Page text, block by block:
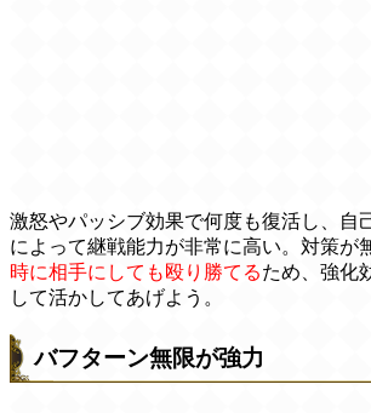
激怒やパッシブ効果で何度も復活し、自
によって継戦能力が非常に高い。対策が
時に相手にしても殴り勝てるため、強化
して活かしてあげよう。
バフターン無限が強力